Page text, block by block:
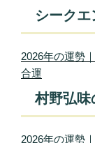
シーク
2026年の運勢
合運
村野弘味
2026年の運勢